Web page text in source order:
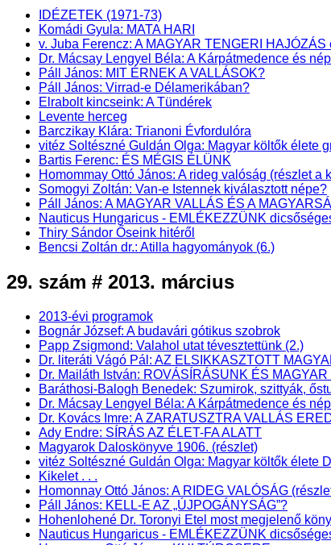
IDÉZETEK (1971-73)
Komádi Gyula: MATA HARI
v. Juba Ferencz: A MAGYAR TENGERI
Dr. Mácsay Lengyel Béla: A Kárpátmedence és
Páll János: MIT ÉRNEK A VALLÁSOK?
Páll János: Virrad-e Délamerikában?
Elrabolt kincseink: A Tündérek
Levente herceg
Barczikay Klára: Trianoni Évfordulóra
vitéz Soltészné Guldán Olga: Magyar költők élete
Bartis Ferenc: ÉS MÉGIS ÉLÜNK
Homommay Ottó János: A rideg valóság (részlet
Somogyi Zoltán: Van-e Istennek kiválasztott népe?
Páll János: A MAGYAR VALLÁS ÉS A
Nauticus Hungaricus - EMLÉKEZZÜNK
Thiry Sándor Őseink hitéről
Bencsi Zoltán dr.: Atilla hagyományok (6.)
29. szám # 2013. március
2013-évi programok
Bognár József: A budavári gótikus szobrok
Papp Zsigmond: Valahol utat tévesztettünk (2.)
Dr. literáti Vágó Pál: AZ ELSIKKASZTOTT
Dr. Mailáth István: ROVÁSÍRÁSUNK ÉS
Baráthosi-Balogh Benedek: Szumirok, szittyák,
Dr. Mácsay Lengyel Béla: A Kárpátmedence és
Dr. Kovács Imre: A ZARATUSZTRA VALLÁS
Ady Endre: SÍRÁS AZ ÉLET-FA ALATT
Magyarok Daloskönyve 1906. (részlet)
vitéz Soltészné Guldán Olga: Magyar költők élete
Kikelet . . .
Homonnay Ottó János: A RIDEG VALÓSÁG
Páll János: KELL-E AZ „ÚJPOGÁNYSÁG”?
Hohenlohené Dr. Toronyi Etel most megjelenő
Nauticus Hungaricus - EMLÉKEZZÜNK